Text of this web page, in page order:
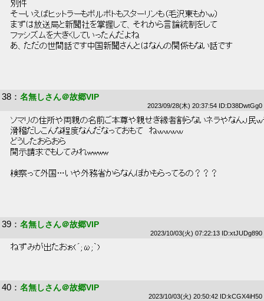
別件
そーいえばヒットラーもポルポトもスターリンも（毛沢東もかｗ）
まずは放送局と新聞社を掌握して、それから言論統制をして
ファシズムを大きくしていったんだよね
あ、ただの世間話です中国新聞さんとはなんの関係もない話です
38 ： 名無しさん＠故郷VIP
2023/09/28(木) 20:37:54 ID:D38DwtGg0
ソマリの住所や両親の名前ご本尊や親せき縁者割らないネラやなんJ民
滑稽だしこんな程度なんだなっておもて　ねｗｗｗｗ
どうしたおらおら
開示請求でもしてみれwwww
検察って外国…いや外務省からなんぼかもらってるの？？？
39 ： 名無しさん＠故郷VIP
2023/10/03(火) 07:22:13 ID:xtJUDg890
ねずみが出たおぉ(´;ω;｀)
40 ： 名無しさん＠故郷VIP
2023/10/03(火) 20:50:42 ID:kCGX4iH50